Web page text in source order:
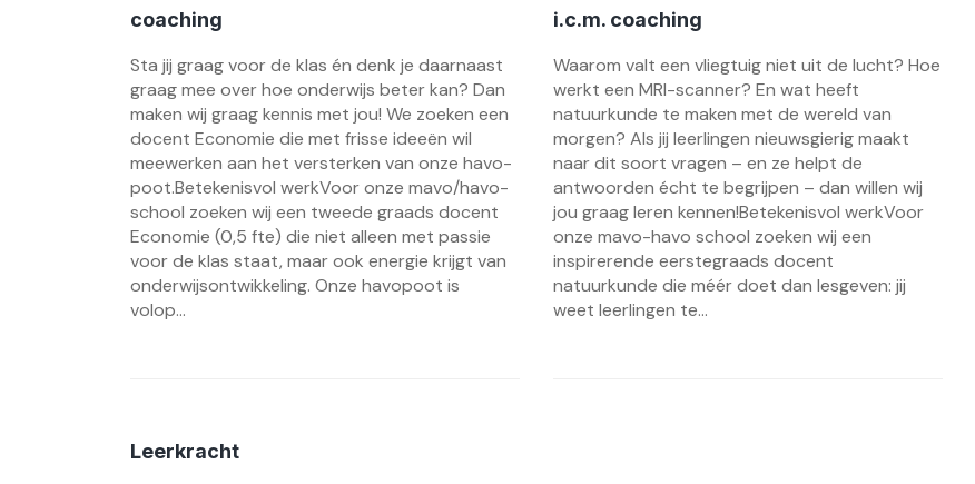
coaching
Sta jij graag voor de klas én denk je daarnaast
graag mee over hoe onderwijs beter kan? Dan
maken wij graag kennis met jou! We zoeken een
docent Economie die met frisse ideeën wil
meewerken aan het versterken van onze havo-
poot.Betekenisvol werkVoor onze mavo/havo-
school zoeken wij een tweede graads docent
Economie (0,5 fte) die niet alleen met passie
voor de klas staat, maar ook energie krijgt van
onderwijsontwikkeling. Onze havopoot is
volop...
i.c.m. coaching
Waarom valt een vliegtuig niet uit de lucht? Hoe
werkt een MRI-scanner? En wat heeft
natuurkunde te maken met de wereld van
morgen? Als jij leerlingen nieuwsgierig maakt
naar dit soort vragen – en ze helpt de
antwoorden écht te begrijpen – dan willen wij
jou graag leren kennen!Betekenisvol werkVoor
onze mavo-havo school zoeken wij een
inspirerende eerstegraads docent
natuurkunde die méér doet dan lesgeven: jij
weet leerlingen te...
Leerkracht